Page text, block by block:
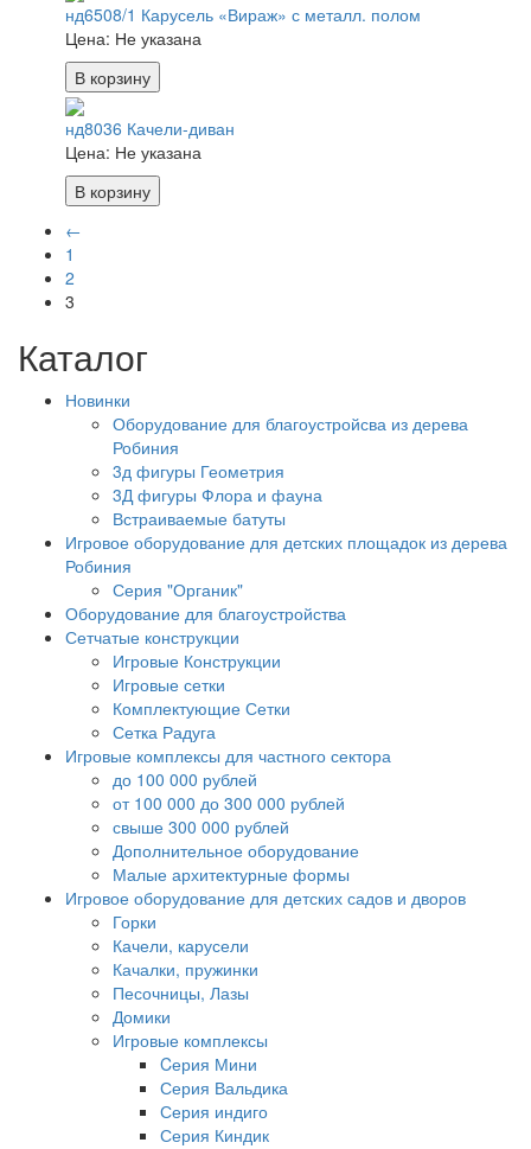
нд6508/1 Карусель «Вираж» с металл. полом
Цена: Не указана
В корзину
нд8036 Качели-диван
Цена: Не указана
В корзину
←
1
2
3
Каталог
Новинки
Оборудование для благоустройсва из дерева
Робиния
3д фигуры Геометрия
3Д фигуры Флора и фауна
Встраиваемые батуты
Игровое оборудование для детских площадок из дерева
Робиния
Серия "Органик"
Оборудование для благоустройства
Сетчатые конструкции
Игровые Конструкции
Игровые сетки
Комплектующие Сетки
Сетка Радуга
Игровые комплексы для частного сектора
до 100 000 рублей
от 100 000 до 300 000 рублей
свыше 300 000 рублей
Дополнительное оборудование
Малые архитектурные формы
Игровое оборудование для детских садов и дворов
Горки
Качели, карусели
Качалки, пружинки
Песочницы, Лазы
Домики
Игровые комплексы
Cерия Мини
Серия Вальдика
Серия индиго
Серия Киндик